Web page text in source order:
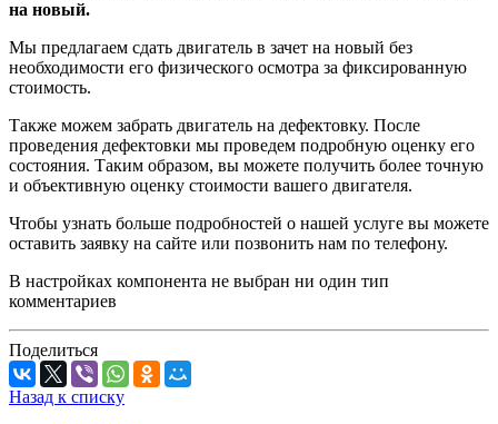
на новый.
Мы предлагаем сдать двигатель в зачет на новый без
необходимости его физического осмотра за фиксированную
стоимость.
Также можем забрать двигатель на дефектовку. После
проведения дефектовки мы проведем подробную оценку его
состояния. Таким образом, вы можете получить более точную
и объективную оценку стоимости вашего двигателя.
Чтобы узнать больше подробностей о нашей услуге вы можете
оставить заявку на сайте или позвонить нам по телефону.
В настройках компонента не выбран ни один тип
комментариев
Поделиться
Назад к списку